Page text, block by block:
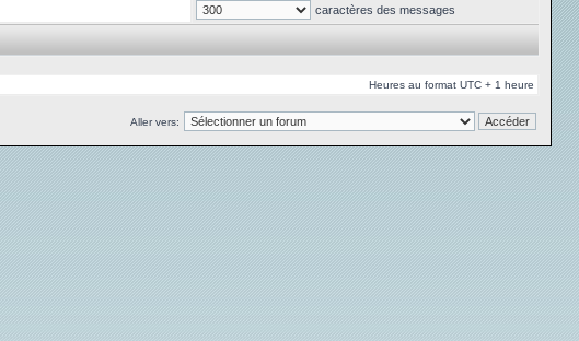
caractères des messages
Heures au format UTC + 1 heure
Aller vers: